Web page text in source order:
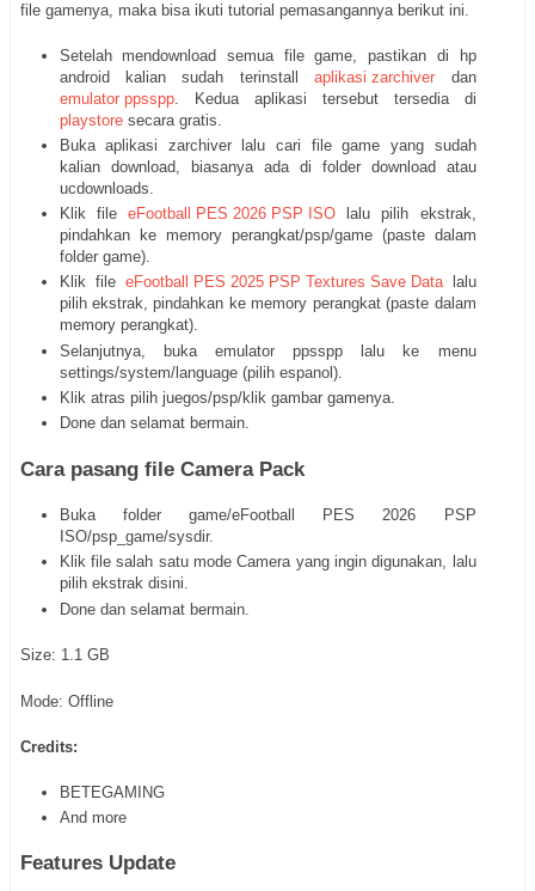
file gamenya, maka bisa ikuti tutorial pemasangannya berikut ini.
Setelah mendownload semua file game, pastikan di hp
android kalian sudah terinstallaplikasi zarchiver dan
emulator ppsspp. Kedua aplikasi tersebut tersedia di
playstoresecara gratis.
Buka aplikasi zarchiver lalu cari file game yang sudah
kalian download, biasanya ada di folder download atau
ucdownloads.
Klik file eFootball PES 2026 PSP ISOlalu pilih ekstrak,
pindahkan ke memory perangkat/psp/game (paste dalam
folder game).
Klik file eFootball PES 2025 PSP Textures Save Datalalu
pilih ekstrak, pindahkan ke memory perangkat (paste dalam
memory perangkat).
Selanjutnya, buka emulator ppsspp lalu ke menu
settings/system/language (pilih espanol).
Klik atras pilih juegos/psp/klik gambar gamenya.
Done dan selamat bermain.
Cara pasang file Camera Pack
Buka folder game/eFootball PES 2026 PSP
ISO/psp_game/sysdir.
Klik file salah satu mode Camera yang ingin digunakan, lalu
pilih ekstrak disini.
Done dan selamat bermain.
Size: 1.1 GB
Mode: Offline
Credits:
BETEGAMING
And more
Features Update